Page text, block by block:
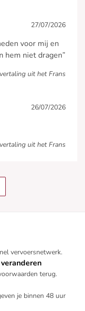
27/07/2026
voor mij en
hem niet dragen”
uit het Frans
26/07/2026
uit het Frans
vervoersnetwerk.
terug.
je binnen 48 uur